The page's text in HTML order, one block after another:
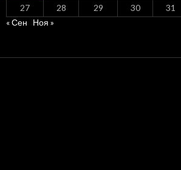
27
28 29 30
31
« Сен
Ноя »